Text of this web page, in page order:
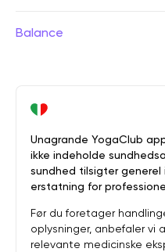
Balance
Unagrande YogaClub
ikke indeholde
sundhed tilsigter generel
erstatning for
Før du foretager
oplysninger, anbefaler vi
relevante medicinske